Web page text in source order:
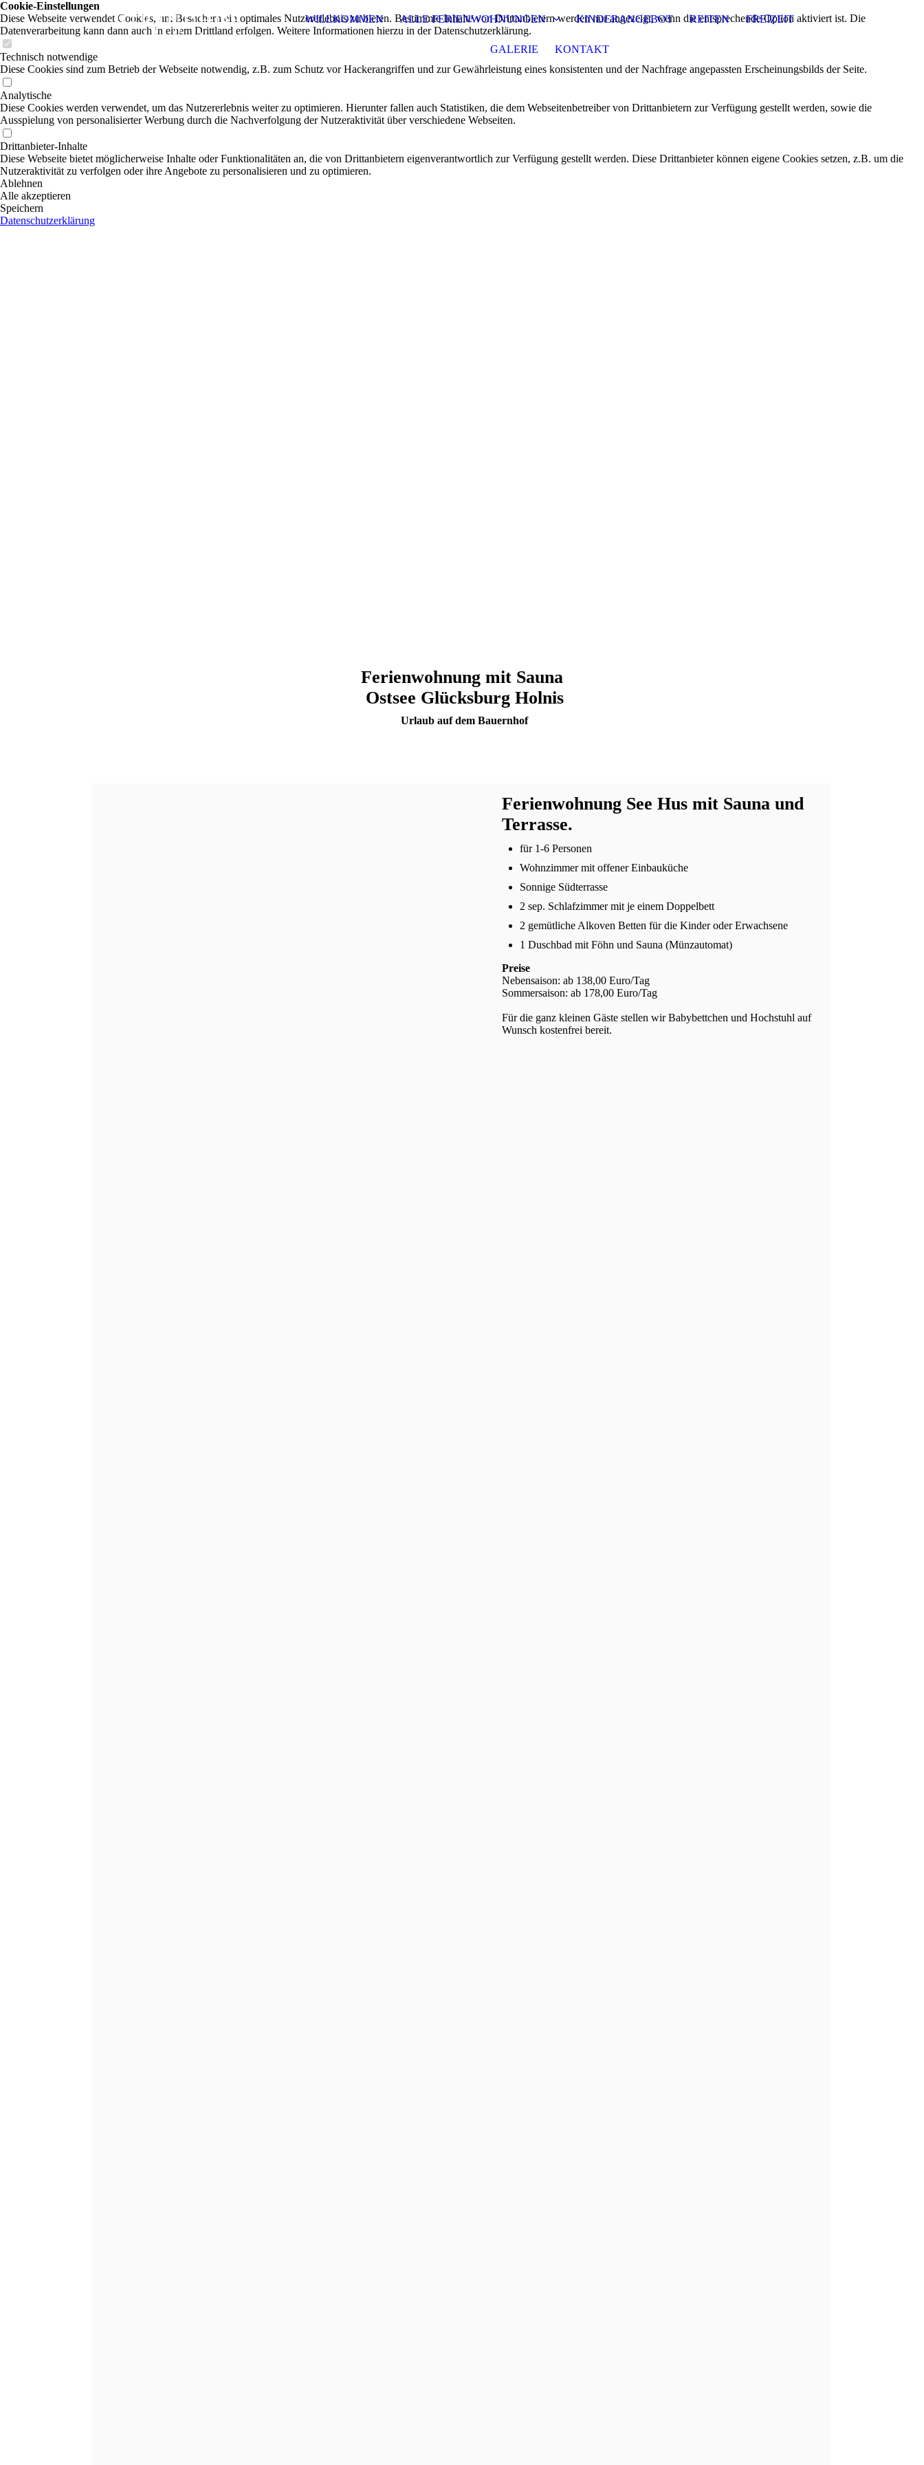
WILLKOMMEN ALLE FERIENWOHNUNGEN KINDERANGEBOT REITEN FREIZEIT
GALERIE KONTAKT
Ferienwohnung mit Sauna
Ostsee Glücksburg Holnis
Urlaub auf dem Bauernhof
Ferienwohnung See Hus mit Sauna und
Terrasse.
für 1-6 Personen
Wohnzimmer mit offener Einbauküche
Sonnige Südterrasse
2 sep. Schlafzimmer mit je einem Doppelbett
2 gemütliche Alkoven Betten für die Kinder oder Erwachsene
1 Duschbad mit Föhn und Sauna (Münzautomat)
Preise
Nebensaison: ab 138,00 Euro/Tag
Sommersaison: ab 178,00 Euro/Tag
Für die ganz kleinen Gäste stellen wir Babybettchen und Hochstuhl auf
Wunsch kostenfrei bereit.
Cookie-Einstellungen
Diese Webseite verwendet Cookies, um Besuchern ein optimales Nutzererlebnis zu bieten. Bestimmte Inhalte von Drittanbietern werden nur angezeigt, wenn die entsprechende Option aktiviert ist. Die
Datenverarbeitung kann dann auch in einem Drittland erfolgen. Weitere Informationen hierzu in der Datenschutzerklärung.
Technisch notwendige
Diese Cookies sind zum Betrieb der Webseite notwendig, z.B. zum Schutz vor Hackerangriffen und zur Gewährleistung eines konsistenten und der Nachfrage angepassten Erscheinungsbilds der Seite.
Analytische
Diese Cookies werden verwendet, um das Nutzererlebnis weiter zu optimieren. Hierunter fallen auch Statistiken, die dem Webseitenbetreiber von Drittanbietern zur Verfügung gestellt werden, sowie die
Ausspielung von personalisierter Werbung durch die Nachverfolgung der Nutzeraktivität über verschiedene Webseiten.
Drittanbieter-Inhalte
Diese Webseite bietet möglicherweise Inhalte oder Funktionalitäten an, die von Drittanbietern eigenverantwortlich zur Verfügung gestellt werden. Diese Drittanbieter können eigene Cookies setzen, z.B. um die
Nutzeraktivität zu verfolgen oder ihre Angebote zu personalisieren und zu optimieren.
Ablehnen
Alle akzeptieren
Speichern
Datenschutzerklärung